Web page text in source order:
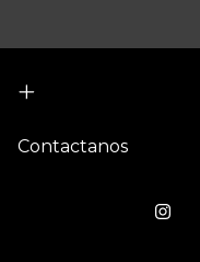
Contactanos